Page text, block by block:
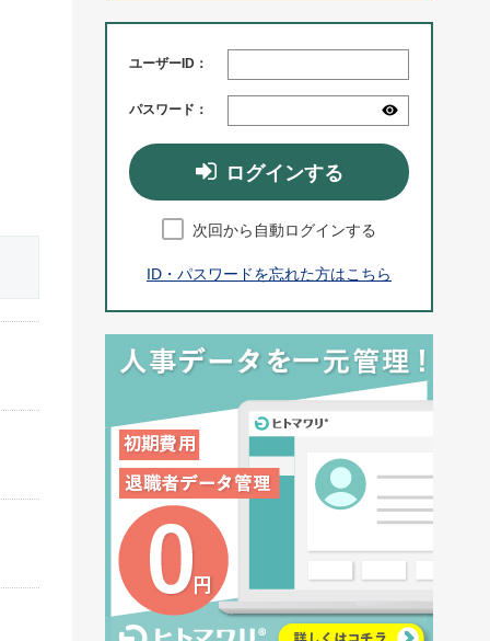
ユーザーID：
パスワード：
ログインする
次回から自動ログインする
ID・パスワードを忘れた方はこちら